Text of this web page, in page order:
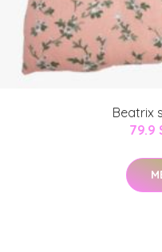
Beatrix
79.9